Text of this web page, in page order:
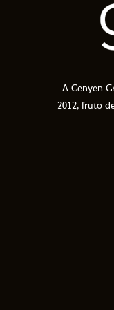
A Genyen
2012, fruto